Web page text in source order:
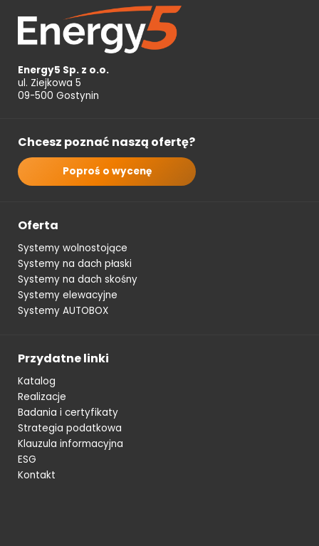
Energy5 Sp. z o.o.
ul. Ziejkowa 5
09-500 Gostynin
Chcesz poznać naszą ofertę?
Poproś o wycenę
Oferta
Systemy wolnostojące
Systemy na dach płaski
Systemy na dach skośny
Systemy elewacyjne
Systemy AUTOBOX
Przydatne linki
Katalog
Realizacje
Badania i certyfikaty
Strategia podatkowa
Klauzula informacyjna
ESG
Kontakt